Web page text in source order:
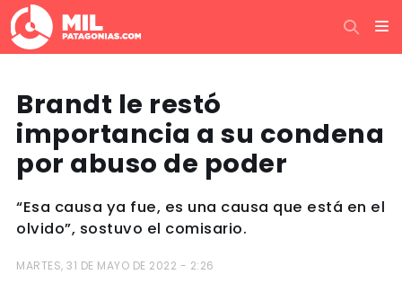
Brandt le restó
importancia a su condena
por abuso de poder
“Esa causa ya fue, es una causa que está en el
olvido”, sostuvo el comisario.
MARTES, 31 DE MAYO DE 2022 - 2:26